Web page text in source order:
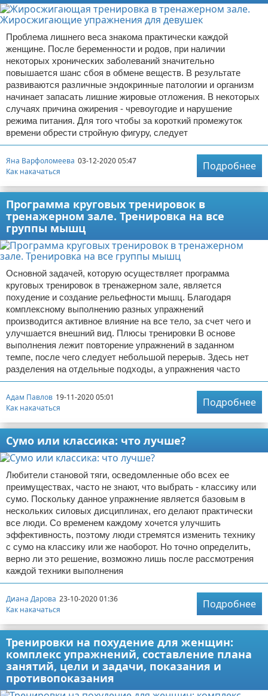
Проблема лишнего веса знакома практически каждой
женщине. После беременности и родов, при наличии
некоторых хронических заболеваний значительно
повышается шанс сбоя в обмене веществ. В результате
развиваются различные эндокринные патологии и организм
начинает запасать лишние жировые отложения. В некоторых
случаях причина ожирения - чревоугодие и нарушение
режима питания. Для того чтобы за короткий промежуток
времени обрести стройную фигуру, следует
Яна Варфоломеева 03-12-2020 05:47
Как накачаться
Подробнее
Программа круговых тренировок в
тренажерном зале. Тренировка на все
группы мышц
Основной задачей, которую осуществляет программа
круговых тренировок в тренажерном зале, является
похудение и создание рельефности мышц. Благодаря
комплексному выполнению разных упражнений
производится активное влияние на все тело, за счет чего и
улучшается внешний вид. Плюсы тренировки В основе
выполнения лежит повторение упражнений в заданном
темпе, после чего следует небольшой перерыв. Здесь нет
разделения на отдельные подходы, а упражнения часто
Адам Павлов 19-11-2020 05:01
Как накачаться
Подробнее
Сумо или классика: что лучше?
Любители становой тяги, осведомленные обо всех ее
преимуществах, часто не знают, что выбрать - классику или
сумо. Поскольку данное упражнение является базовым в
нескольких силовых дисциплинах, его делают практически
все люди. Со временем каждому хочется улучшить
эффективность, поэтому люди стремятся изменить технику
с сумо на классику или же наоборот. Но точно определить,
верно ли это решение, возможно лишь после рассмотрения
каждой техники выполнения
Диана Дарова 23-10-2020 01:36
Как накачаться
Подробнее
Тренировки на похудение для женщин:
комплекс упражнений, составление плана
занятий, цели и задачи, показания и
противопоказания